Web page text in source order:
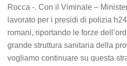
Rocca -. Con il Viminale –
lavorato per i presidi di polizia
romani, riportando le forze
grande struttura sanitaria della
vogliamo continuare su questa